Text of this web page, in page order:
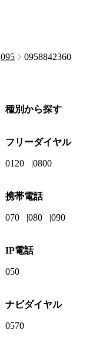
095 0958842360
種別から探す
フリーダイヤル
0120 0800
携帯電話
070 080 090
IP電話
050
ナビダイヤル
0570